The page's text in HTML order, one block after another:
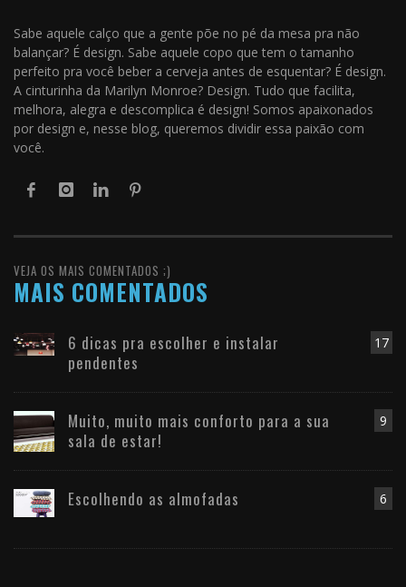
Sabe aquele calço que a gente põe no pé da mesa pra não
balançar? É design. Sabe aquele copo que tem o tamanho
perfeito pra você beber a cerveja antes de esquentar? É design.
A cinturinha da Marilyn Monroe? Design. Tudo que facilita,
melhora, alegra e descomplica é design! Somos apaixonados
por design e, nesse blog, queremos dividir essa paixão com
você.
VEJA OS MAIS COMENTADOS ;)
MAIS COMENTADOS
17
6 dicas pra escolher e instalar
pendentes
9
Muito, muito mais conforto para a sua
sala de estar!
6
Escolhendo as almofadas